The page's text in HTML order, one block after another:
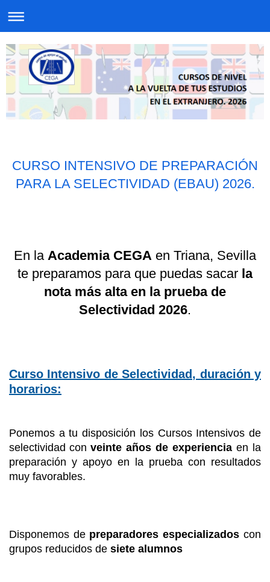
CURSO INTENSIVO DE PREPARACIÓN
PARA LA SELECTIVIDAD (EBAU) 2026.
En la Academia CEGA en Triana, Sevilla
te preparamos para que puedas sacar la
nota más alta en la prueba de
Selectividad 2026.
Curso Intensivo de Selectividad, duración y
horarios:
Ponemos a tu disposición los Cursos Intensivos de
selectividad con veinte años de experiencia en la
preparación y apoyo en la prueba con resultados
muy favorables.
Disponemos de preparadores especializados con
grupos reducidos de siete alumnos